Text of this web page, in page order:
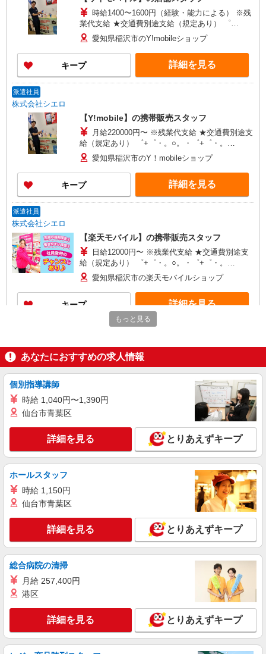
時給1400〜1600円（経験・能力による） ※残
業代支給 ★交通費別途支給（規定あり） ゜
+゜・。○。・゜+゜・。○。・゜+゜ 入社祝い金10
万円支給(規定有) お友達を紹介頂くと, インセンテ
ィブ支給(規定有) ★月2回払い・週払い可能（規程
有）★ ゜・。○。・゜+゜・。○。・゜+゜
愛知県稲沢市のY!mobileショップ
キープ 詳細を見る
派遣社員
株式会社シエロ
【Y!mobile】の携帯販売スタッフ
月給220000円〜 ※残業代支給 ★交通費別途支
給（規定あり） ゜+゜・。○。・゜+゜・。
○。・゜+゜ 入社祝い金10万円支給(規定有) お友達
を紹介頂くと, インセンティブ支給(規定有) ゜・。
○。・゜+゜・。○。・゜+゜
愛知県稲沢市のY！mobileショップ
キープ 詳細を見る
派遣社員
株式会社シエロ
【楽天モバイル】の携帯販売スタッフ
日給12000円〜 ※残業代支給 ★交通費別途支
給（規定あり） ゜+゜・。○。・゜+゜・。
○。・゜+゜ 入社祝い金10万円支給(規定有) お友達
を紹介頂くと, インセンティブ支給(規定有) ★月2
回払い・週払い可能（規程有）★ ゜・。○。・゜
+゜・。○。・゜+゜
愛知県稲沢市の楽天モバイルショップ
キープ 詳細を見る
【softbank】の携帯販売スタッフ
時給1400〜1600円（経験・能力による） ※残
業代支給 ★交通費別途支給（規定あり） ゜
+゜・。○。・゜+゜・。○。・゜+゜ 入社祝い金10
万円支給(規定有) お友達を紹介頂くと, インセンテ
有）★ ゜・。○。・゜+゜・。○。・゜+゜
愛知県稲沢市のY!mobileショップ
詳細を見る
紹介予定派遣
株式会社シエロ
【ワイモバイル】の店舗スタッフ
時給1400〜1600円（経験・能力による） ※残
業代支給 ★交通費別途支給（規定あり） ゜
+゜・。○。・゜+゜・。○。・゜+゜ 入社祝い金10
万円支給(規定有) お友達を紹介頂くと, インセンテ
ィブ支給(規定有) ★月2回払い・週払い可能（規程
有）★ ゜・。○。・゜+゜・。○。・゜+゜
愛知県稲沢市のY!mobileショップ
キープ 詳細を見る
派遣社員
株式会社シエロ
時給1600円〜※別途インセンティブ、職能評
価制度あり ※残業代支給 ★交通費別途支給（規定
あり） ゜+゜・。○。・゜+゜・。○。・゜+゜ 入
社祝い金10万円支給(規定有) お友達を紹介頂くと,
愛知県稲沢市のsoftbankショップ
もっと見る
あなたにおすすめの求人情報
個別指導講師
時給 1,040円〜1,390円
仙台市青葉区
詳細を見る とりあえずキープ
ホールスタッフ
時給 1,150円
仙台市青葉区
詳細を見る とりあえずキープ
総合病院の清掃
月給 257,400円
港区
詳細を見る とりあえずキープ